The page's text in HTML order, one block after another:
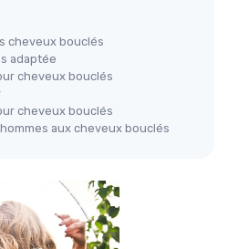
cheveux bouclés
adaptée
cheveux bouclés
cheveux bouclés
aux cheveux bouclés